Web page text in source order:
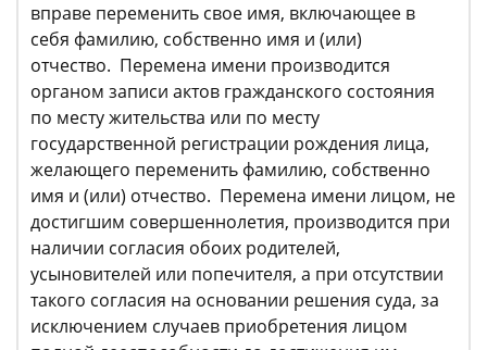
вправе переменить свое имя, включающее в
себя фамилию, собственно имя и (или)
отчество. Перемена имени производится
органом записи актов гражданского состояния
по месту жительства или по месту
государственной регистрации рождения лица,
желающего переменить фамилию, собственно
имя и (или) отчество. Перемена имени лицом, не
достигшим совершеннолетия, производится при
наличии согласия обоих родителей,
усыновителей или попечителя, а при отсутствии
такого согласия на основании решения суда, за
исключением случаев приобретения лицом